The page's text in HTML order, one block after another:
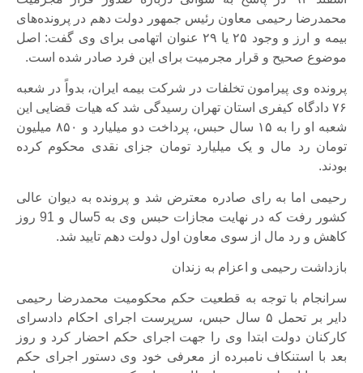
محمدرضا رحیمی معاون رئیس جمهور دولت دهم در پرونده‌های
بیمه و ارز و وجود ۲۵ یا ۲۹ عنوان اتهامی برای وی گفت: اصل
موضوع صحیح و قرار مجرمیت برای این فرد صادر شده است.
پرونده وی پیرامون تخلفات در شرکت بیمه ایران، بدواً در شعبه
۷۶ دادگاه کیفری استان تهران رسیدگی شد که هیات قضایی این
شعبه او را به ۱۵ سال حبس، پرداخت دو میلیارد و ۸۵۰ میلیون
تومان رد مال و یک میلیارد تومان جزای نقدی محکوم کرده
بودند.
رحیمی اما به رای صادره معترض شد و پرونده به دیوان عالی
کشور رفت که در نهایت مجازات حبس وی به 5سال و 91 روز
کاهش و رد مال از سوی معاون اول دولت دهم تایید شد.
بازداشت رحیمی و اعزام به زندان
سرانجام با توجه به قطعیت حکم محکومیت محمدرضا رحیمی
دایر بر تحمل ۵ سال حبس، سرپرست اجرای احکام دادسرای
کارکنان دولت ابتدا وی را جهت اجرای حکم احضار کرد و روز
بعد با استنکاف نامبرده از معرفی خود وی دستور اجرای حکم